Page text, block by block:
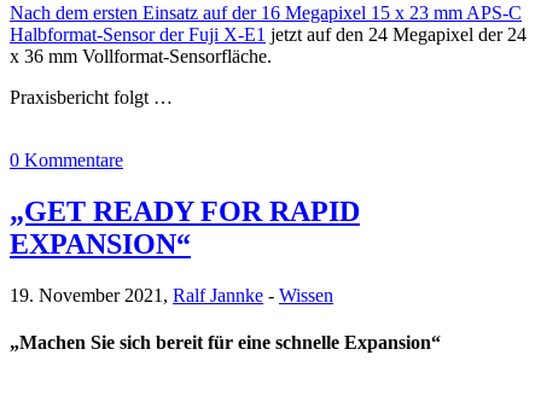
Nach dem ersten Einsatz auf der 16 Megapixel 15 x 23 mm APS-C
Halbformat-Sensor der Fuji X-E1 jetzt auf den 24 Megapixel der 24
x 36 mm Vollformat-Sensorfläche.
Praxisbericht folgt …
0 Kommentare
„GET READY FOR RAPID
EXPANSION“
19. November 2021, Ralf Jannke - Wissen
„Machen Sie sich bereit für eine schnelle Expansion“